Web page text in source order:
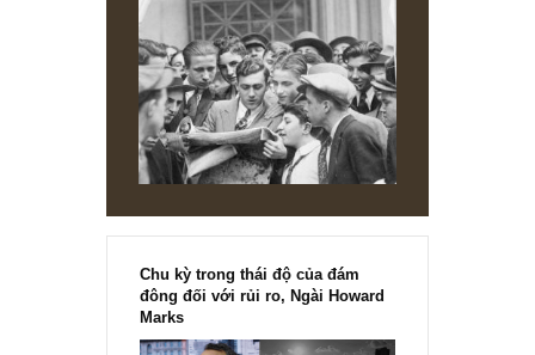
APC và bài học lớn về đạo đức của ban
[Ấn phẩm kỳ 82], 36/36 trang,
chính thức phát hành!!